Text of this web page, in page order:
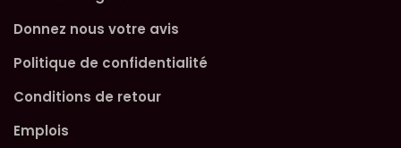
Donnez nous votre avis
Politique de confidentialité
Conditions de retour
Emplois